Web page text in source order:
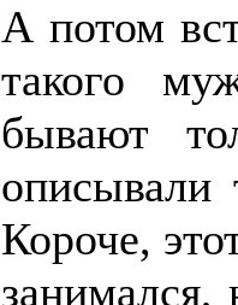
А потом
такого
бывают
описывали
Короче,